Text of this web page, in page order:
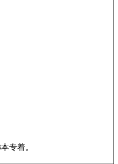
专着。